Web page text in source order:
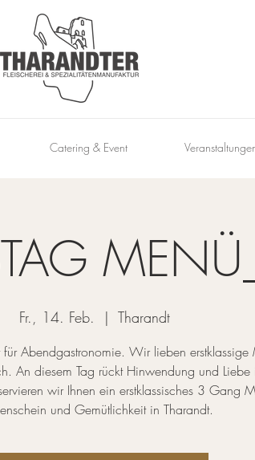
Catering & Event
Fr., 14. Feb.
  |
Tharandt
Abendgastronomie. Wir lieben erstklassige
An diesem Tag rückt Hinwendung und Liebe
wir Ihnen ein erstklassisches 3 Gang
und Gemütlichkeit in Tharandt.